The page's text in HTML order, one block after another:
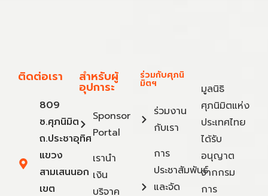
ติดต่อเรา
809
ซ.ศุภนิมิต
ถ.ประชาอุทิศ
แขวง
สามเสนนอก
เขต
สำหรับผู้
อุปการะ
Sponsor
Portal
เรานำ
เงิน
บริจาค
ร่วมกับศุภนิ
มิตฯ
ร่วมงาน
กับเรา
การ
ประชาสัมพันธ์
และจัด
มูลนิธิ
ศุภนิมิตแห่ง
ประเทศไทย
ได้รับ
อนุญาต
จากกรม
การ